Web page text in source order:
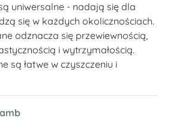
uniwersalne - nadają się dla
się w każdych okolicznościach.
odznacza się przewiewnością,
i wytrzymałością.
są łatwe w czyszczeniu i